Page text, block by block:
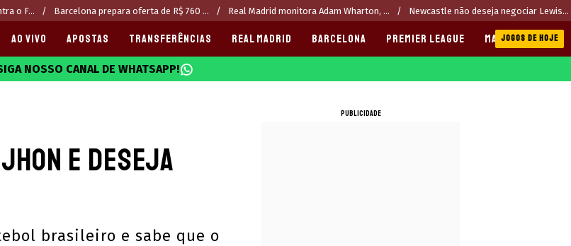
o F... Barcelona prepara oferta de R$ 760 ... Real Madrid monitora Adam Wharton, ... Newcastle não deseja negociar Lewis...
AO VIVO APOSTAS TRANSFERÊNCIAS REAL MADRID BARCELONA PREMIER LEAGUE MANCHESTER CITY
JOGOS DE HOJE
NOSSO CANAL DE WHATSAPP!
e deseja
brasileiro e sabe que o
PUBLICIDADE